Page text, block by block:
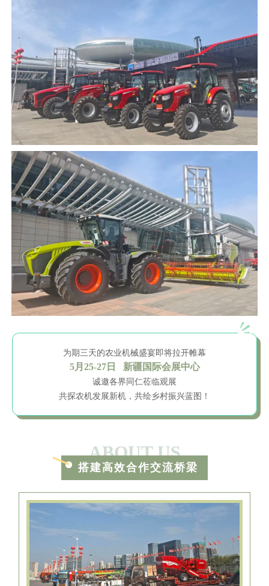
为期三天的农业机械盛宴即将拉开帷幕
5月25-27日 新疆国际会展中心
诚邀各界同仁莅临观展
共探农机发展新机，共绘乡村振兴蓝图！
ABOUT US
搭建高效合作交流桥梁